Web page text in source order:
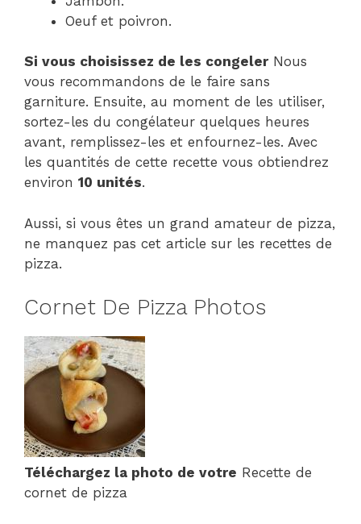
Oeuf et poivron.
Si vous choisissez de les congelerNous
vous recommandons de le faire sans
garniture. Ensuite, au moment de les utiliser,
sortez-les du congélateur quelques heures
avant, remplissez-les et enfournez-les. Avec
les quantités de cette recette vous obtiendrez
environ 10 unités.
Aussi, si vous êtes un grand amateur de pizza,
ne manquez pas cet article sur les recettes de
pizza.
Cornet De Pizza Photos
Téléchargez la photo de votre Recette de
cornet de pizza